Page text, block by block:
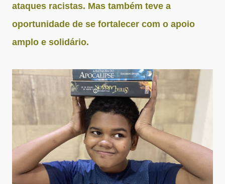
ataques racistas. Mas também teve a
oportunidade de se fortalecer com o apoio
amplo e solidário.